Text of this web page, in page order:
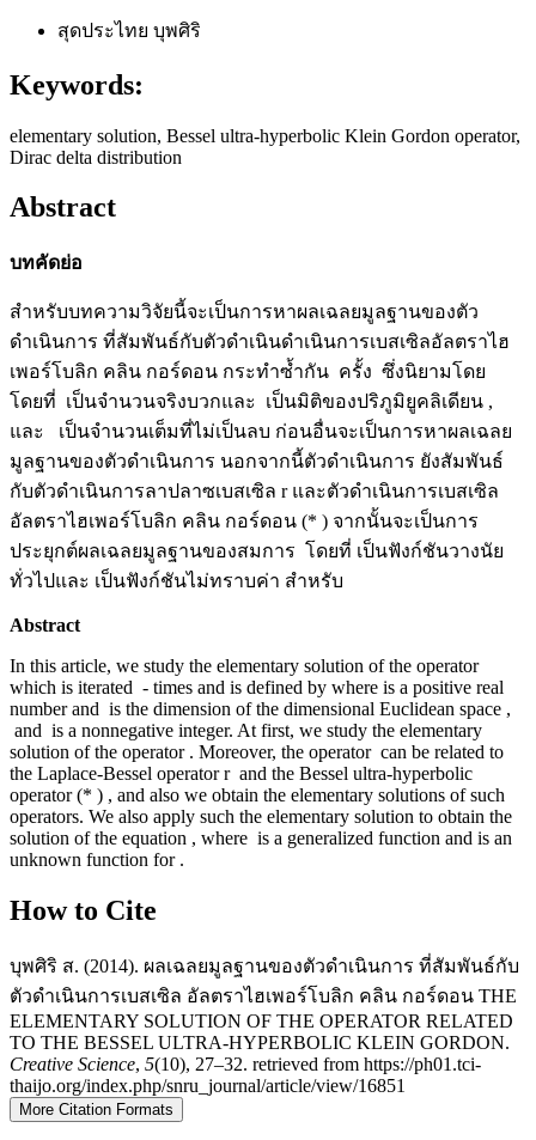
สุดประไทย บุพศิริ
Keywords:
elementary solution, Bessel ultra-hyperbolic Klein Gordon operator,
Dirac delta distribution
Abstract
บทคัดย่อ
สำหรับบทความวิจัยนี้จะเป็นการหาผลเฉลยมูลฐานของตัว
ดำเนินการ ที่สัมพันธ์กับตัวดำเนินดำเนินการเบสเซิลอัลตราไฮ
เพอร์โบลิก คลิน กอร์ดอน กระทำซ้ำกัน ครั้ง ซึ่งนิยามโดย
โดยที่ เป็นจำนวนจริงบวกและ เป็นมิติของปริภูมิยูคลิเดียน ,
และ เป็นจำนวนเต็มที่ไม่เป็นลบ ก่อนอื่นจะเป็นการหาผลเฉลย
มูลฐานของตัวดำเนินการ นอกจากนี้ตัวดำเนินการ ยังสัมพันธ์
กับตัวดำเนินการลาปลาซเบสเซิล r และตัวดำเนินการเบสเซิล
อัลตราไฮเพอร์โบลิก คลิน กอร์ดอน (* ) จากนั้นจะเป็นการ
ประยุกต์ผลเฉลยมูลฐานของสมการ โดยที่ เป็นฟังก์ชันวางนัย
ทั่วไปและ เป็นฟังก์ชันไม่ทราบค่า สำหรับ
Abstract
In this article, we study the elementary solution of the operator
which is iterated - times and is defined by where is a positive real
number and is the dimension of the dimensional Euclidean space ,
and is a nonnegative integer. At first, we study the elementary
solution of the operator . Moreover, the operator can be related to
the Laplace-Bessel operator r and the Bessel ultra-hyperbolic
operator (* ) , and also we obtain the elementary solutions of such
operators. We also apply such the elementary solution to obtain the
solution of the equation , where is a generalized function and is an
unknown function for .
How to Cite
บุพศิริ ส. (2014). ผลเฉลยมูลฐานของตัวดำเนินการ ที่สัมพันธ์กับ
ตัวดำเนินการเบสเซิล อัลตราไฮเพอร์โบลิก คลิน กอร์ดอน THE
ELEMENTARY SOLUTION OF THE OPERATOR RELATED
TO THE BESSEL ULTRA-HYPERBOLIC KLEIN GORDON.
Creative Science, 5(10), 27–32. retrieved from https://ph01.tci-
thaijo.org/index.php/snru_journal/article/view/16851
More Citation Formats